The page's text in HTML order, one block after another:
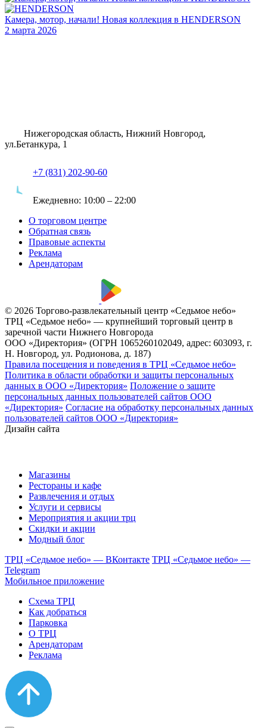
Камера, мотор, начали! Новая коллекция в HENDERSON
2 марта 2026
Нижегородская область, Нижний Новгород,
ул.Бетанкура, 1
+7 (831) 202-90-60
Ежедневно: 10:00 – 22:00
О торговом центре
Обратная связь
Правовые аспекты
Реклама
Арендаторам
© 2026 Торгово-развлекательный центр «Седьмое небо»
ТРЦ «Седьмое небо» — крупнейший торговый центр в
заречной части Нижнего Новгорода
ООО «Директория» (ОГРН 1065260102049, адрес: 603093, г.
Н. Новгород, ул. Родионова, д. 187)
Правила посещения и поведения в ТРЦ «Седьмое небо»
Политика в области обработки и защиты персональных
данных в ООО «Директория» Положение о защите
персональных данных пользователей сайтов ООО
«Директория» Согласие на обработку персональных данных
пользователей сайтов ООО «Директория»
Дизайн сайта
Магазины
Рестораны и кафе
Развлечения и отдых
Услуги и сервисы
Мероприятия и акции трц
Скидки и акции
Модный блог
ТРЦ «Седьмое небо» — ВКонтакте ТРЦ «Седьмое небо» —
Telegram
Мобильное приложение
Схема ТРЦ
Как добраться
Парковка
О ТРЦ
Арендаторам
Реклама